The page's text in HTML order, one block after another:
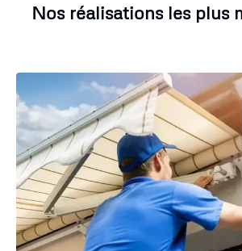
Nos réalisations les plus